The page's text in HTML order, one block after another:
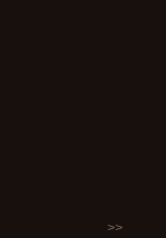
>>